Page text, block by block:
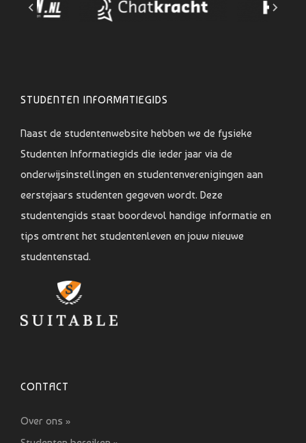
STUDENTEN INFORMATIEGIDS
Naast de studentenwebsite hebben we de fysieke
Studenten Informatiegids die ieder jaar via de
onderwijsinstellingen en studentenverenigingen aan
eerstejaars studenten gegeven wordt. Deze
studentengids staat boordevol handige informatie en
tips omtrent het studentenleven en jouw nieuwe
studentenstad.
CONTACT
Over ons »